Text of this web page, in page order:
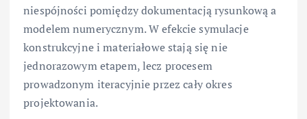
niespójności pomiędzy dokumentacją rysunkową a
modelem numerycznym. W efekcie symulacje
konstrukcyjne i materiałowe stają się nie
jednorazowym etapem, lecz procesem
prowadzonym iteracyjnie przez cały okres
projektowania.